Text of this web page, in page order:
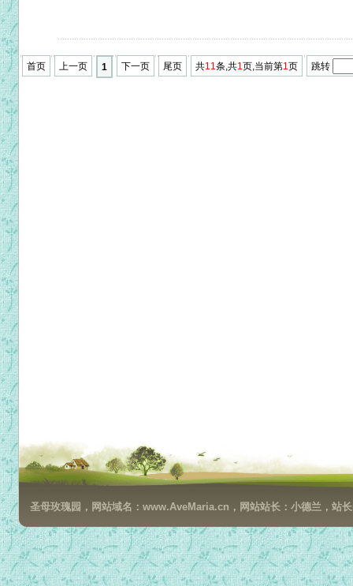
首页 上一页 1 下一页 尾页 共11条,共1页,当前第1页 跳转
圣母玫瑰园，网站域名：www.AveMaria.cn，网站站长：小德兰，